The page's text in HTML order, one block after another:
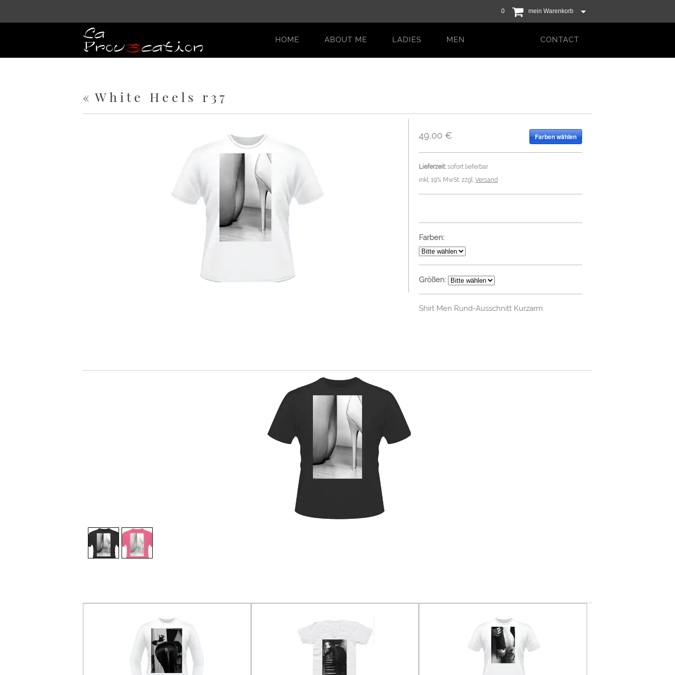
0 mein Warenkorb
HOME ABOUT ME LADIES MEN CONTACT
« White Heels r37
49,00 € Farben wählen
Lieferzeit:sofort lieferbar
inkl. 19% MwSt. zzgl. Versand
Farben:
Größen:
Shirt Men Rund-Ausschnitt Kurzarm